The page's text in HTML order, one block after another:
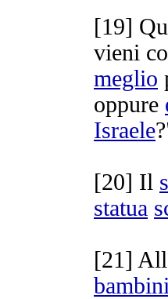
[19]
vieni
meglio
oppure
Israele
[20] Il
statua
[21]
bambini